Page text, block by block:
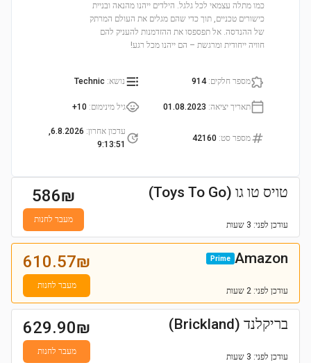
כמו מתלה עצמאי לכל גלגל. הילדים ייהנו מהנאה ובניית
כישורים טכניים, תוך כדי שהם מגלים את העולם המרתק
של ההנדסה. אל תפספסו את ההזדמנות להעניק להם
חוויה ייחודית ומרגשת – הם ייהנו מכל רגע!
מספר חלקים:
914 נושא:
Technic
תאריך יציאה:
01.08.2023 גיל מינימום:
10+
מספר סט:
42160
עדכון אחרון:
6.8.2026,
9:13:51
טויס טו גו (Toys To Go)
עודכן לפני: 3 שעות
586₪
מעבר לחנות
Amazon
Prime
עודכן לפני: 2 שעות
610.57₪
מעבר לחנות
בריקלנד (Brickland)
עודכן לפני: 3 שעות
629.90₪
מעבר לחנות